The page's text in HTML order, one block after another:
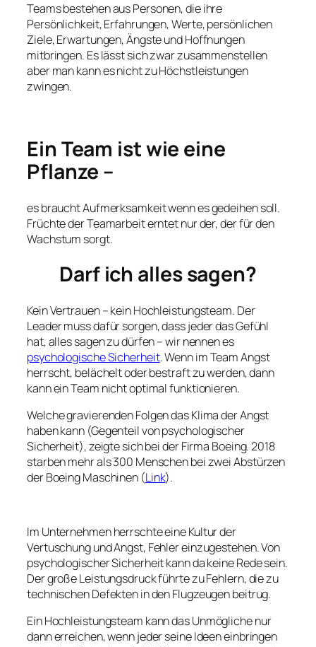
Teams bestehen aus Personen, die ihre
Persönlichkeit, Erfahrungen, Werte, persönlichen
Ziele, Erwartungen, Ängste und Hoffnungen
mitbringen. Es lässt sich zwar zusammenstellen
aber man kann es nicht zu Höchstleistungen
zwingen.
Ein Team ist wie eine
Pflanze –
es braucht Aufmerksamkeit wenn es gedeihen soll.
Früchte der Teamarbeit erntet nur der, der für den
Wachstum sorgt.
Darf ich alles sagen?
Kein Vertrauen – kein Hochleistungsteam. Der
Leader muss dafür sorgen, dass jeder das Gefühl
hat, alles sagen zu dürfen – wir nennen es
psychologische Sicherheit. Wenn im Team Angst
herrscht, belächelt oder bestraft zu werden, dann
kann ein Team nicht optimal funktionieren.
Welche gravierenden Folgen das Klima der Angst
haben kann (Gegenteil von psychologischer
Sicherheit), zeigte sich bei der Firma Boeing. 2018
starben mehr als 300 Menschen bei zwei Abstürzen
der Boeing Maschinen (Link).
Im Unternehmen herrschte eine Kultur der
Vertuschung und Angst, Fehler einzugestehen. Von
psychologischer Sicherheit kann da keine Rede sein.
Der große Leistungsdruck führte zu Fehlern, die zu
technischen Defekten in den Flugzeugen beitrug.
Ein Hochleistungsteam kann das Unmögliche nur
dann erreichen, wenn jeder seine Ideen einbringen